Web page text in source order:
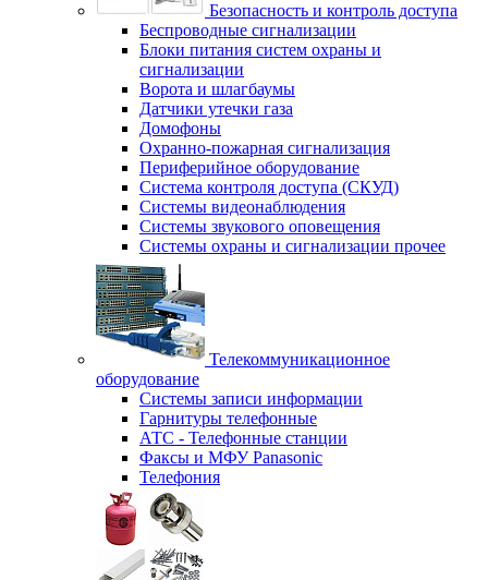
Безопасность и контроль доступа
Беспроводные сигнализации
Блоки питания систем охраны и
сигнализации
Ворота и шлагбаумы
Датчики утечки газа
Домофоны
Охранно-пожарная сигнализация
Периферийное оборудование
Система контроля доступа (СКУД)
Системы видеонаблюдения
Системы звукового оповещения
Системы охраны и сигнализации прочее
Телекоммуникационное
оборудование
Системы записи информации
Гарнитуры телефонные
АТС - Телефонные станции
Факсы и МФУ Panasonic
Телефония